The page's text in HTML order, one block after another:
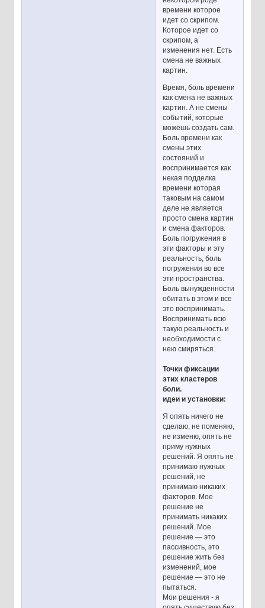
времени которое
идет со скрипом.
Которое идет со
скрипом, а
изменения нет. Есть
смена не важных
картин.
Время, боль времени
как смена не важных
картин. А не смены
событий, которые
можешь создать сам.
Боль времени как
смены этих
состояний и
воспринимается как
некая подделка
времени которая
таковым на самом
деле не является
просто смена картин
и смена факторов.
Боль погружения в
эти факторы и эту
реальность, боль
погружения во все
эти пространства.
Боль вынужденности
обитать в этом и все
это воспринимать.
Воспринимать всю
такую реальность и
необходимости с
нею смиряться.
Точки фиксации
этих кластеров
боли.
идеи и установки:
Я опять ничего не
сделаю, не поменяю,
не изменю, опять не
приму нужных
решений. Я опять не
принимаю нужных
решений, не
принимаю никаких
факторов. Мое
решение не
принимать никаких
решений. Мое
решение — это
пассивность, это
решение жить без
изменений, мое
решение — это не
пытаться.
Мои решения - я